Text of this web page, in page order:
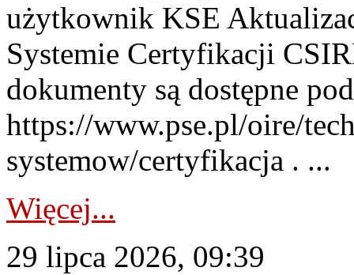
użytkownik KSE
Systemie Certyfikacji
dokumenty są dostępne
https://www.pse.pl/oire/
systemow/certyfikacja . ...
Więcej...
29 lipca 2026, 09:39